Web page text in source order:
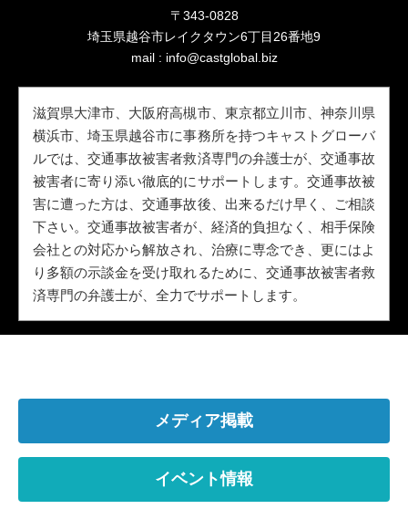
〒343-0828
埼玉県越谷市レイクタウン6丁目26番地9
mail : info@castglobal.biz
滋賀県大津市、大阪府高槻市、東京都立川市、神奈川県
横浜市、埼玉県越谷市に事務所を持つキャストグローバ
ルでは、交通事故被害者救済専門の弁護士が、交通事故
被害者に寄り添い徹底的にサポートします。交通事故被
害に遭った方は、交通事故後、出来るだけ早く、ご相談
下さい。交通事故被害者が、経済的負担なく、相手保険
会社との対応から解放され、治療に専念でき、更にはよ
り多額の示談金を受け取れるために、交通事故被害者救
済専門の弁護士が、全力でサポートします。
メディア掲載
イベント情報